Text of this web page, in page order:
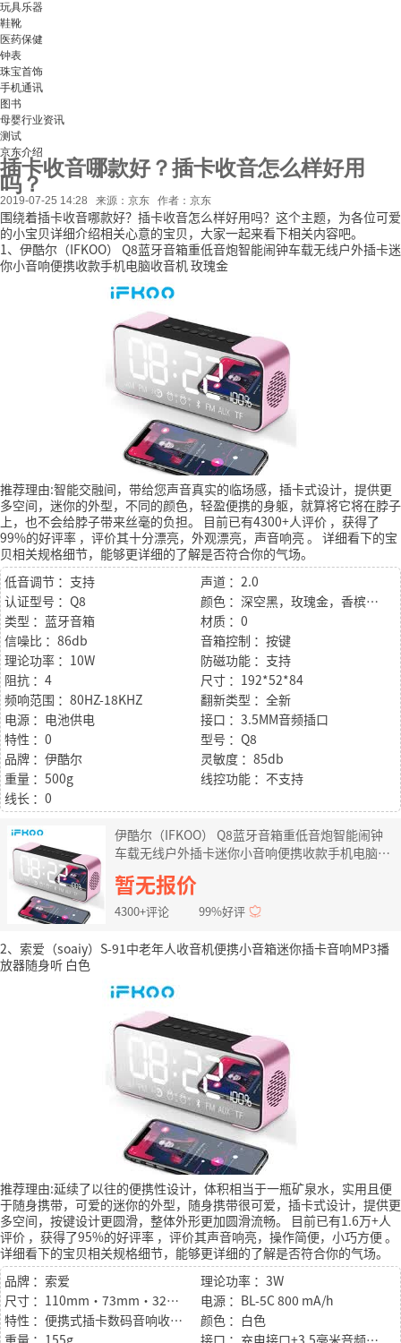
玩具乐器
鞋靴
医药保健
钟表
珠宝首饰
手机通讯
图书
母婴行业资讯
测试
京东介绍
插卡收音哪款好？插卡收音怎么样好用
吗？
2019-07-25 14:28 来源：京东 作者：京东
围绕着插卡收音哪款好？插卡收音怎么样好用吗？这个主题，为各位可爱
的小宝贝详细介绍相关心意的宝贝，大家一起来看下相关内容吧。
1、伊酷尔（IFKOO） Q8蓝牙音箱重低音炮智能闹钟车载无线户外插卡迷
你小音响便携收款手机电脑收音机 玫瑰金
推荐理由:智能交融间，带给您声音真实的临场感，插卡式设计，提供更
多空间，迷你的外型，不同的颜色，轻盈便携的身躯，就算将它将在脖子
上，也不会给脖子带来丝毫的负担。
目前已有4300+人评价 ，获得了
99%的好评率 ，评价其十分漂亮，外观漂亮，声音响亮 。 详细看下的宝
贝相关规格细节，能够更详细的了解是否符合你的气场。
低音调节 ：支持
声道 ：2.0
认证型号 ：Q8
颜色 ：深空黑，玫瑰金，香槟金，中国红
类型 ：蓝牙音箱
材质 ：0
信噪比 ：86db
音箱控制 ：按键
理论功率 ：10W
防磁功能 ：支持
阻抗 ：4
尺寸 ：192*52*84
频响范围 ：80HZ-18KHZ
翻新类型 ：全新
电源 ：电池供电
接口 ：3.5MM音频插口
特性 ：0
型号 ：Q8
品牌 ：伊酷尔
灵敏度 ：85db
重量 ：500g
线控功能 ：不支持
线长 ：0
伊酷尔（IFKOO） Q8蓝牙音箱重低音炮智能闹钟
车载无线户外插卡迷你小音响便携收款手机电脑收
音机 玫瑰金
暂无报价
4300+评论 99%好评
2、索爱（soaiy）S-91中老年人收音机便携小音箱迷你插卡音响MP3播
放器随身听 白色
推荐理由:延续了以往的便携性设计，体积相当于一瓶矿泉水，实用且便
于随身携带，可爱的迷你的外型，随身携带很可爱，插卡式设计，提供更
多空间，按键设计更圆滑，整体外形更加圆滑流畅。
目前已有1.6万+人
评价 ，获得了95%的好评率 ，评价其声音响亮，操作简便，小巧方便。
详细看下的宝贝相关规格细节，能够更详细的了解是否符合你的气场。
品牌 ：索爱
理论功率 ：3W
尺寸 ：110mm·73mm·32mm
电源 ：BL-5C 800 mA/h
特性 ：便携式插卡数码音响收音机
颜色 ：白色
重量 ：155g
接口 ：充电接口+3.5毫米音频接口+耳机孔+tf卡槽